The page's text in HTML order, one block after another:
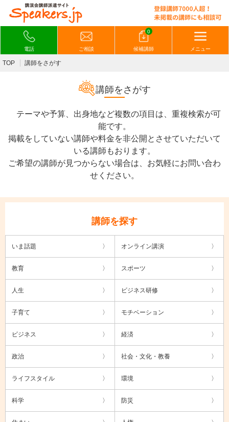
電話 ご相談
0
候補講師 メニュー
TOP 講師をさがす
講師をさがす
テーマや予算、出身地など複数の項目は、重複検索が可
能です。
掲載をしていない講師や料金を非公開とさせていただいて
いる講師もおります。
ご希望の講師が見つからない場合は、お気軽にお問い合わ
せください。
講師を探す
いま話題 オンライン講演
教育 スポーツ
人生 ビジネス研修
子育て モチベーション
ビジネス 経済
政治 社会・文化・教養
ライフスタイル 環境
科学 防災